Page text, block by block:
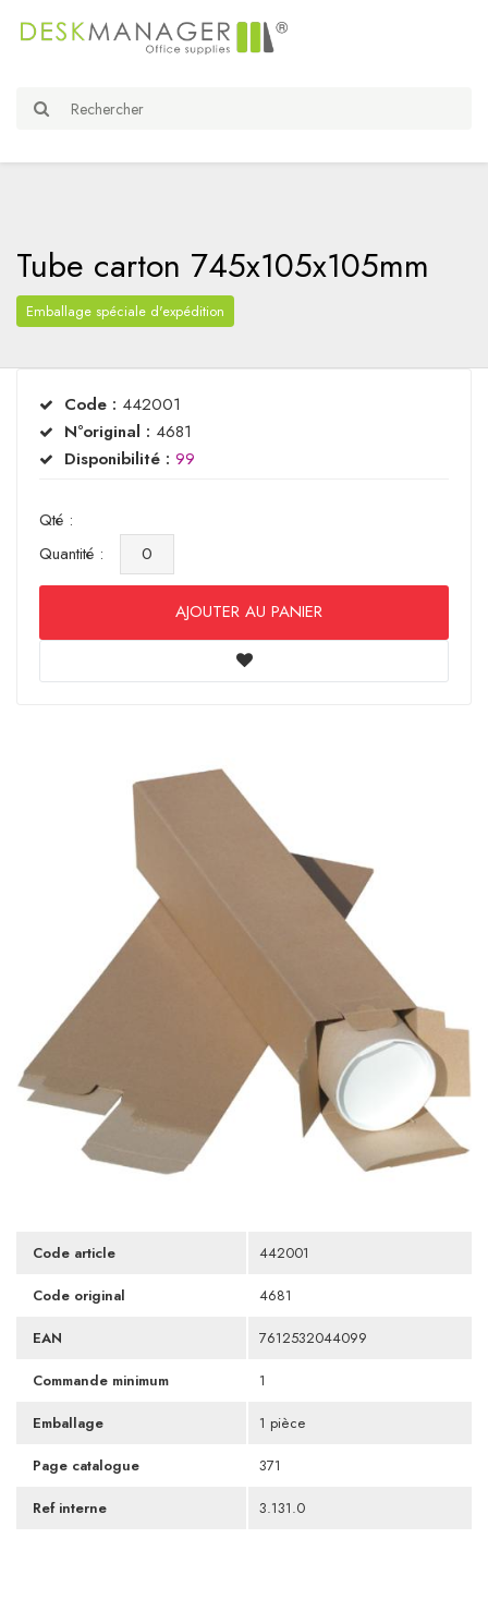
Tube carton 745x105x105mm
Emballage spéciale d'expédition
Code : 442001
N°original : 4681
Disponibilité : 99
Qté :
Quantité :
AJOUTER AU PANIER
Code article 442001
Code original 4681
EAN 7612532044099
Commande minimum 1
Emballage 1 pièce
Page catalogue 371
Ref interne 3.131.0